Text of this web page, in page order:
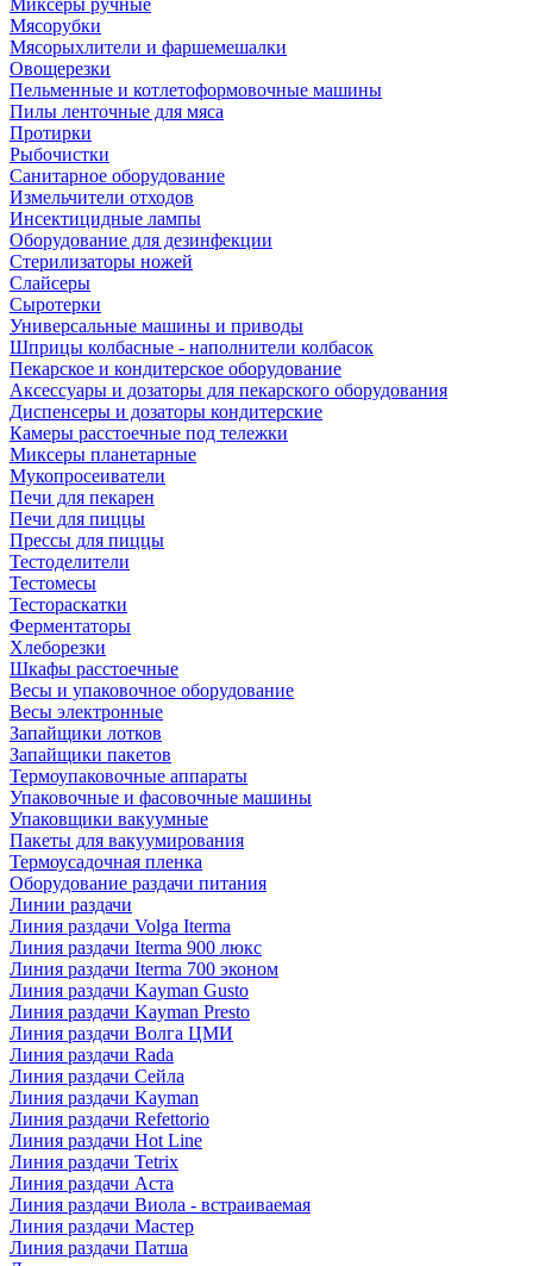
Миксеры ручные
Мясорубки
Мясорыхлители и фаршемешалки
Овощерезки
Пельменные и котлетоформовочные машины
Пилы ленточные для мяса
Протирки
Рыбочистки
Санитарное оборудование
Измельчители отходов
Инсектицидные лампы
Оборудование для дезинфекции
Стерилизаторы ножей
Слайсеры
Сыротерки
Универсальные машины и приводы
Шприцы колбасные - наполнители колбасок
Пекарское и кондитерское оборудование
Аксессуары и дозаторы для пекарского оборудования
Диспенсеры и дозаторы кондитерские
Камеры расстоечные под тележки
Миксеры планетарные
Мукопросеиватели
Печи для пекарен
Печи для пиццы
Прессы для пиццы
Тестоделители
Тестомесы
Тестораскатки
Ферментаторы
Хлеборезки
Шкафы расстоечные
Весы и упаковочное оборудование
Весы электронные
Запайщики лотков
Запайщики пакетов
Термоупаковочные аппараты
Упаковочные и фасовочные машины
Упаковщики вакуумные
Пакеты для вакуумирования
Термоусадочная пленка
Оборудование раздачи питания
Линии раздачи
Линия раздачи Volga Iterma
Линия раздачи Iterma 900 люкс
Линия раздачи Iterma 700 эконом
Линия раздачи Kayman Gusto
Линия раздачи Kayman Presto
Линия раздачи Волга ЦМИ
Линия раздачи Rada
Линия раздачи Сейла
Линия раздачи Kayman
Линия раздачи Refettorio
Линия раздачи Hot Line
Линия раздачи Tetrix
Линия раздачи Аста
Линия раздачи Виола - встраиваемая
Линия раздачи Мастер
Линия раздачи Патша